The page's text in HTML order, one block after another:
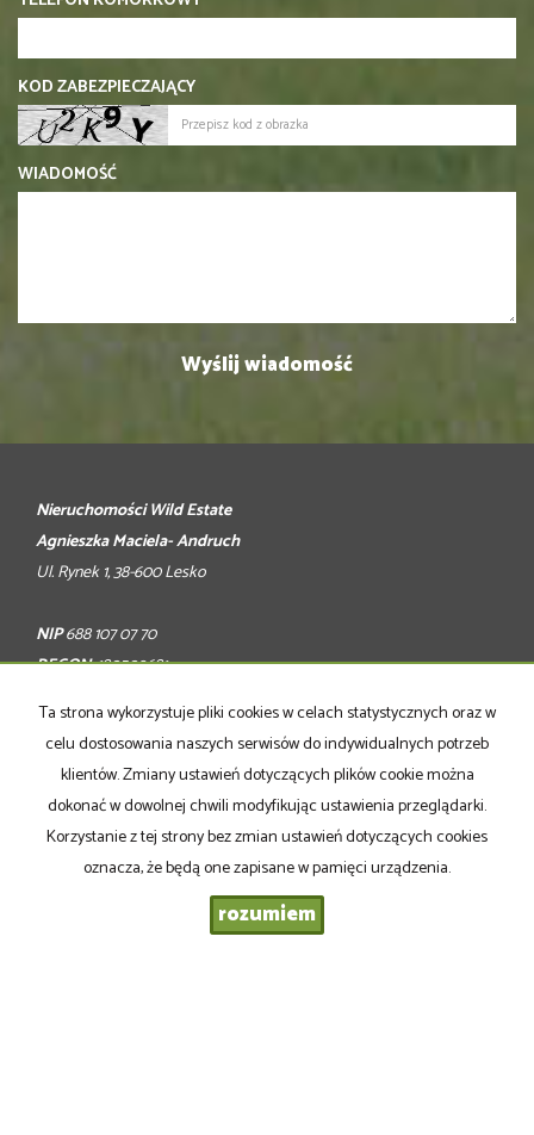
KOD ZABEZPIECZAJĄCY
WIADOMOŚĆ
Nieruchomości Wild Estate
Agnieszka Maciela- Andruch
Ul. Rynek 1, 38-600 Lesko
NIP688 107 07 70
REGON: 180509681
+48 797 172 400
+48 607 404 808
biuro@wildestate.pl
agnieszka@wildestate.pl
Ta strona wykorzystuje pliki cookies w celach statystycznych oraz w
celu dostosowania naszych serwisów do indywidualnych potrzeb
klientów. Zmiany ustawień dotyczących plików cookie można
dokonać w dowolnej chwili modyfikując ustawienia przeglądarki.
Korzystanie z tej strony bez zmian ustawień dotyczących cookies
oznacza, że będą one zapisane w pamięci urządzenia.
rozumiem